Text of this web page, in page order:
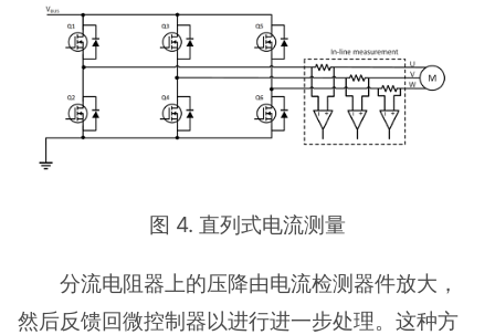
图 4. 直列式电流测量
分流电阻器上的压降由电流检测器件放大，
然后反馈回微控制器以进行进一步处理。这种方